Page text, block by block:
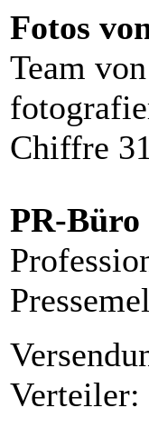
Fotos
Team
Chiffre
PR-
Verteiler: